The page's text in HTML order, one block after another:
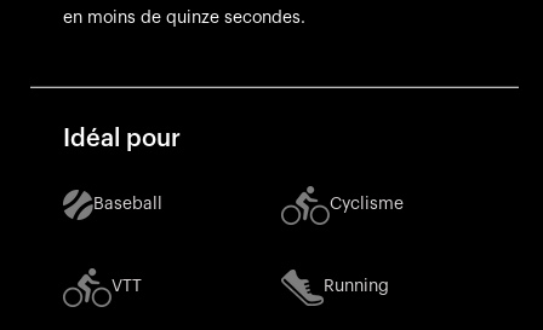
en moins de quinze secondes.
Idéal pour
Baseball Cyclisme
VTT Running